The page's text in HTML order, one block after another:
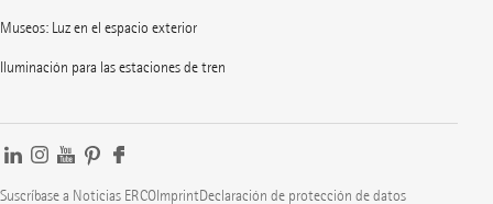
Museos: Luz en el espacio exterior
Iluminación para las estaciones de tren
Suscríbase a Noticias ERCOImprintDeclaración de protección de datos